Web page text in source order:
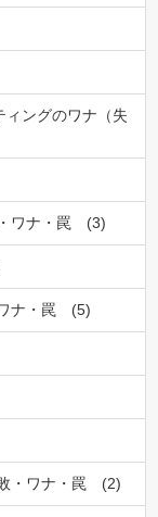
ィングのワナ（失
ワナ・罠 (3)
ナ・罠 (5)
・ワナ・罠 (2)